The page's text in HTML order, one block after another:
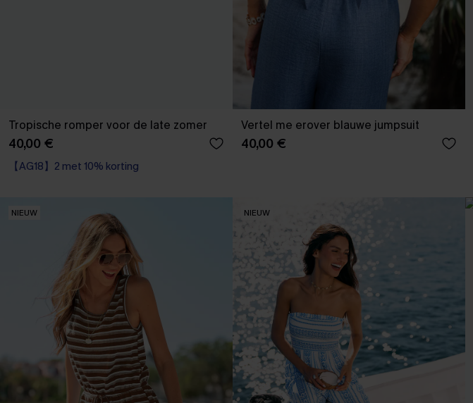
Tropische romper voor de late zomer
40,00 €
【AG18】2 met 10% korting
Vertel me erover blauwe jumpsuit
40,00 €
NIEUW NIEUW